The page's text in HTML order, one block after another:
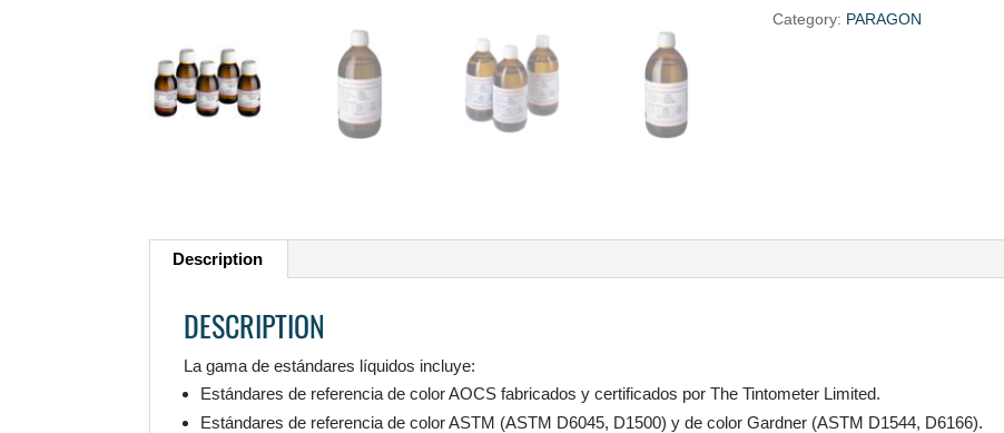
Category: PARAGON
Description
DESCRIPTION
La gama de estándares líquidos incluye:
Estándares de referencia de color AOCS fabricados y certificados por The Tintometer Limited.
Estándares de referencia de color ASTM (ASTM D6045, D1500) y de color Gardner (ASTM D1544, D6166).